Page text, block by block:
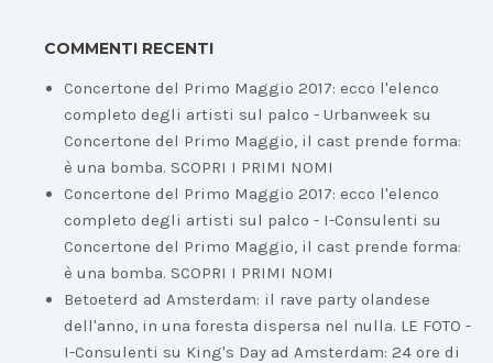
COMMENTI RECENTI
Concertone del Primo Maggio 2017: ecco l'elenco
completo degli artisti sul palco - Urbanweek su
Concertone del Primo Maggio, il cast prende forma:
è una bomba. SCOPRI I PRIMI NOMI
Concertone del Primo Maggio 2017: ecco l'elenco
completo degli artisti sul palco - I-Consulenti su
Concertone del Primo Maggio, il cast prende forma:
è una bomba. SCOPRI I PRIMI NOMI
Betoeterd ad Amsterdam: il rave party olandese
dell'anno, in una foresta dispersa nel nulla. LE FOTO -
I-Consulenti su King's Day ad Amsterdam: 24 ore di